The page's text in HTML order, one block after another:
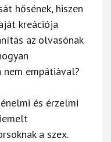
hősének, hiszen
kreációja
az olvasónak
empátiával?
és érzelmi
a szex.